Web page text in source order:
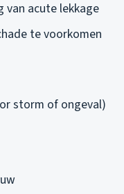
van acute lekkage
te voorkomen
storm of ongeval)